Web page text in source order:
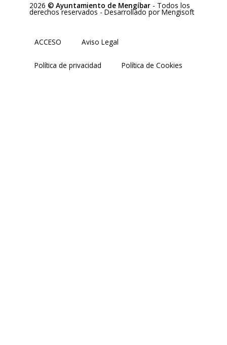
2026 © Ayuntamiento de Mengíbar - Todos los
derechos reservados - Desarrollado por Mengisoft
ACCESO Aviso Legal
Política de privacidad Política de Cookies